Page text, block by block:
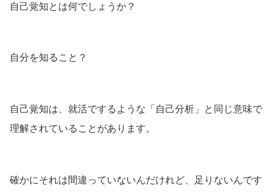
自己覚知とは何でしょうか？
自分を知ること？
自己覚知は、就活でするような「自己分析」と同じ意味で
理解されていることがあります。
確かにそれは間違っていないんだけれど、足りないんです